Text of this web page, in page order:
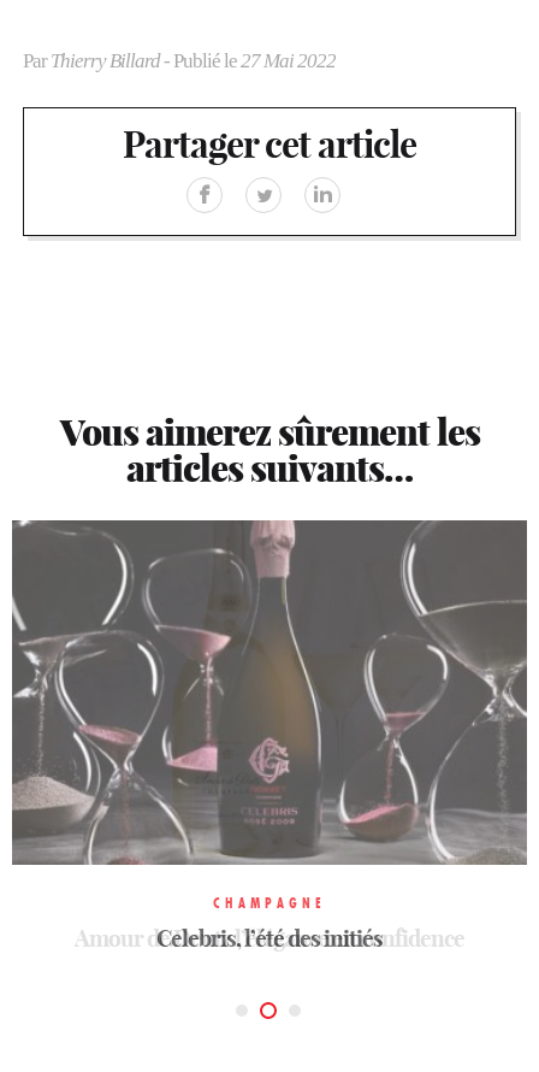
ParThierry Billard- Publié le27 Mai 2022
Partager cet article
Vous aimerez sûrement les
articles suivants…
CHAMPAGNE
Amour de Deutzl’élégance en confidence
CHAMPAGNE
Celebris, l’été des initiés
CHAMPAGNE
Les bulles poétiques